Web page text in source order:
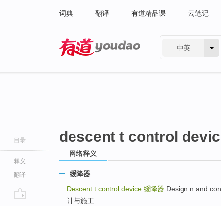
词典 翻译 有道精品课 云笔记
中英
目录
释义
翻译
descent t control
网络释义
缓降器
Descent t control device 缓降器 Design n and
计与施工 ..